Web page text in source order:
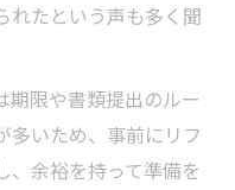
れたという声も多く聞
期限や書類提出のルー
多いため、事前にリフ
、余裕を持って準備を